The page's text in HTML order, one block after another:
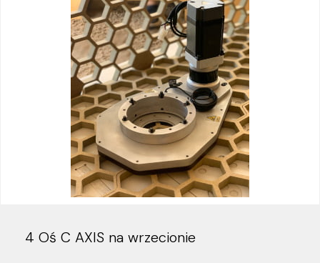
4 Oś C AXIS na wrzecionie